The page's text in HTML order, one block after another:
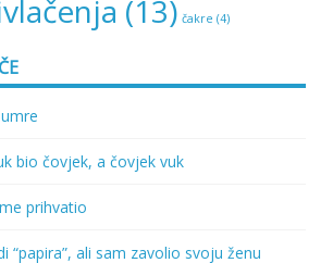
(13) čakre (4)
bio čovjek, a čovjek vuk
prihvatio
“papira”, ali sam zavolio svoju ženu